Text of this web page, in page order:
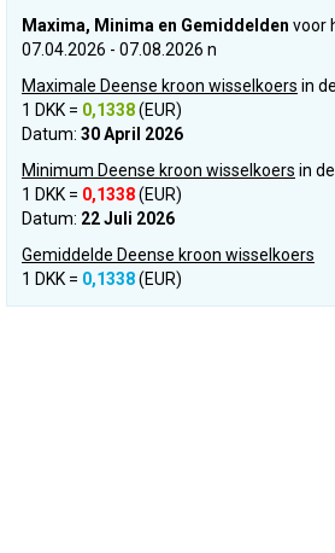
Maxima, Minima en Gemiddelden voor
07.04.2026 - 07.08.2026 n
Maximale Deense kroon wisselkoers in
1 DKK = 0,1338(EUR)
Datum: 30 April 2026
Minimum Deense kroon wisselkoers in
1 DKK = 0,1338(EUR)
Datum: 22 Juli 2026
Gemiddelde Deense kroon wisselkoers
1 DKK = 0,1338(EUR)